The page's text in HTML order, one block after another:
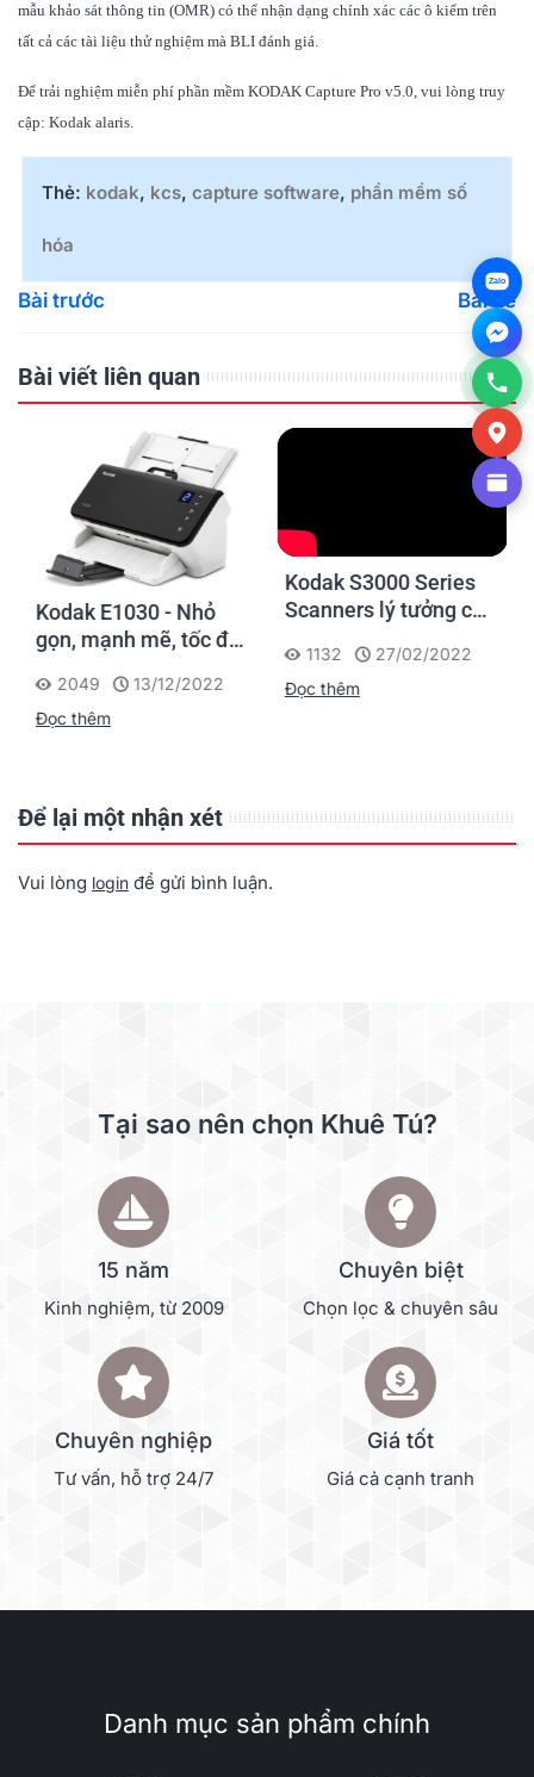
mẫu khảo sát thông tin (OMR) có thể nhận dạng chính xác các ô kiểm trên
tất cả các tài liệu thử nghiệm mà BLI đánh giá.
Để trải nghiệm miễn phí phần mềm KODAK Capture Pro v5.0, vui lòng truy
cập: Kodak alaris
Thẻ: kodak, kcs, capture software, phần mềm số
hóa
Bài trước Bài kế
Bài viết liên quan
Kodak E1030 - Nhỏ
gọn, mạnh mẽ, tốc độ
số tài liệu hiệu quả
2049
13/12/2022
Đọc thêm
Kodak S3000 Series
Scanners lý tưởng cho
liệu tập trung với hiệu
suất cao
1132
27/02/2022
Đọc thêm
Để lại một nhận xét
Vui lòng login để gửi bình luận.
Tại sao nên chọn Khuê Tú?
15 năm
Kinh nghiệm, từ 2009
Chuyên biệt
Chọn lọc & chuyên sâu
Chuyên nghiệp
Tư vấn, hỗ trợ 24/7
Giá tốt
Giá cả cạnh tranh
Danh mục sản phẩm chính
Zalo